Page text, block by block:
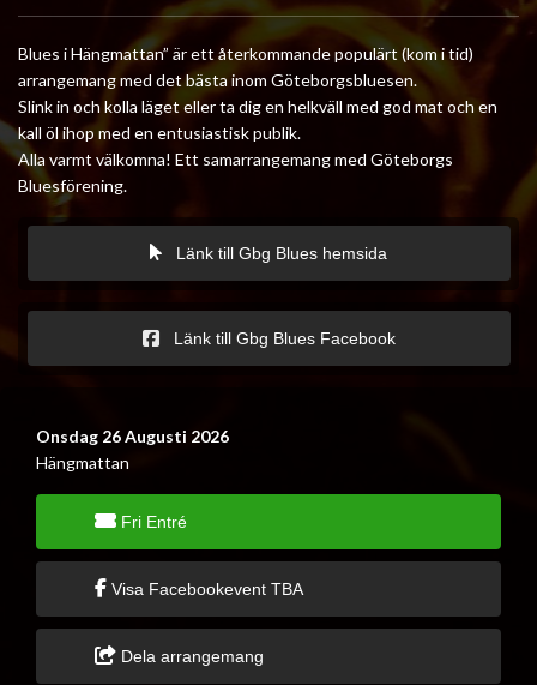
Blues i Hängmattan” är ett återkommande populärt (kom i tid)
arrangemang med det bästa inom Göteborgsbluesen.
Slink in och kolla läget eller ta dig en helkväll med god mat och en
kall öl ihop med en entusiastisk publik.
Alla varmt välkomna! Ett samarrangemang med Göteborgs
Bluesförening.
Länk till Gbg Blues hemsida
Länk till Gbg Blues Facebook
Onsdag 26 Augusti 2026
Hängmattan
Fri Entré
Visa Facebookevent TBA
Dela arrangemang